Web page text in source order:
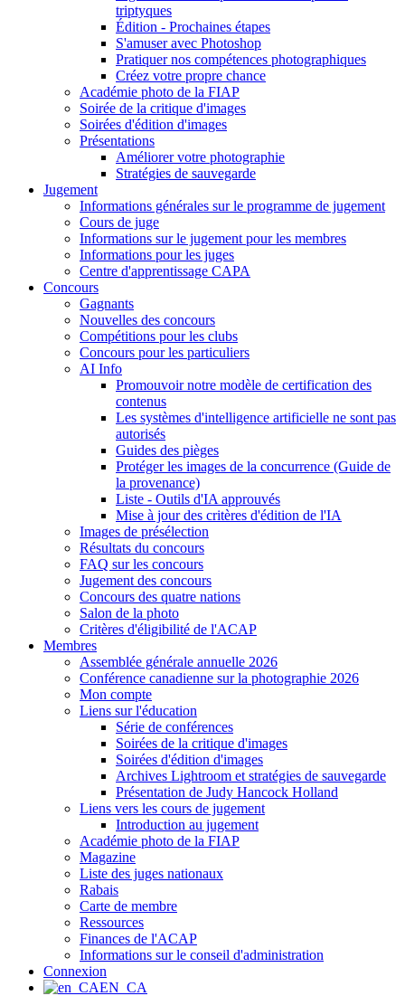
triptyques
Édition - Prochaines étapes
S'amuser avec Photoshop
Pratiquer nos compétences photographiques
Créez votre propre chance
Académie photo de la FIAP
Soirée de la critique d'images
Soirées d'édition d'images
Présentations
Améliorer votre photographie
Stratégies de sauvegarde
Jugement
Informations générales sur le programme de jugement
Cours de juge
Informations sur le jugement pour les membres
Informations pour les juges
Centre d'apprentissage CAPA
Concours
Gagnants
Nouvelles des concours
Compétitions pour les clubs
Concours pour les particuliers
AI Info
Promouvoir notre modèle de certification des
contenus
Les systèmes d'intelligence artificielle ne sont pas
autorisés
Guides des pièges
Protéger les images de la concurrence (Guide de
la provenance)
Liste - Outils d'IA approuvés
Mise à jour des critères d'édition de l'IA
Images de présélection
Résultats du concours
FAQ sur les concours
Jugement des concours
Concours des quatre nations
Salon de la photo
Critères d'éligibilité de l'ACAP
Membres
Assemblée générale annuelle 2026
Conférence canadienne sur la photographie 2026
Mon compte
Liens sur l'éducation
Série de conférences
Soirées de la critique d'images
Soirées d'édition d'images
Archives Lightroom et stratégies de sauvegarde
Présentation de Judy Hancock Holland
Liens vers les cours de jugement
Introduction au jugement
Académie photo de la FIAP
Magazine
Liste des juges nationaux
Rabais
Carte de membre
Ressources
Finances de l'ACAP
Informations sur le conseil d'administration
Connexion
EN_CA